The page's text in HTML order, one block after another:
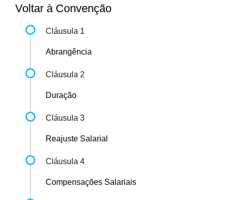
Voltar à Convenção
Cláusula 1
Abrangência
Cláusula 2
Duração
Cláusula 3
Reajuste Salarial
Cláusula 4
Compensações Salariais